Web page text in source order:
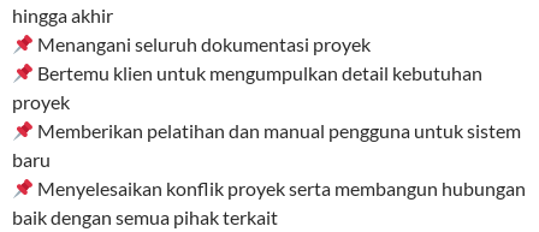
hingga akhir
Menangani seluruh dokumentasi proyek
Bertemu klien untuk mengumpulkan detail kebutuhan
proyek
Memberikan pelatihan dan manual pengguna untuk sistem
baru
Menyelesaikan konflik proyek serta membangun hubungan
baik dengan semua pihak terkait